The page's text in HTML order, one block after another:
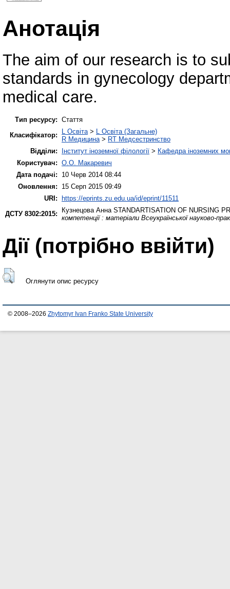
Анотація
The aim of our research is to
standards in gynecology
medical care.
Тип ресурсу: Стаття
Класифікатор:
L Освіта > L Освіта (Загальне)
R Медицина > RT Медсестринство
Відділи:
Інститут іноземної філології > Кафедра іноземних
Користувач: О.О. Макаревич
Дата подачі:
10 Черв 2014 08:44
Оновлення:
15 Серп 2015 09:49
URI: https://eprints.zu.edu.ua/id/eprint/11511
ДСТУ 8302:2015:
Кузнецова Анна STANDARTISATION OF NURSING
компетенції : матеріали Всеукраїнської науково-
Дії ​​(потрібно ввійти)
Оглянути опис ресурсу
© 2008–2026 Zhytomyr Ivan Franko State University